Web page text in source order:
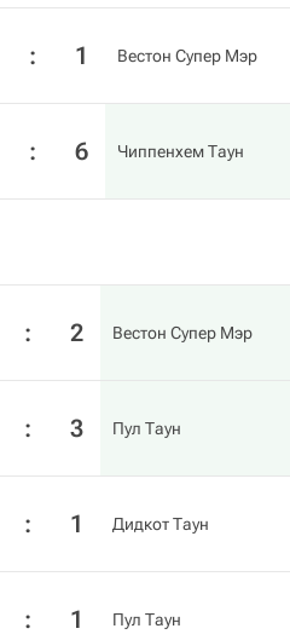
: 1 Вестон Супер Мэр
: 6 Чиппенхем Таун
: 2 Вестон Супер Мэр
: 3 Пул Таун
: 1 Дидкот Таун
: 1 Пул Таун